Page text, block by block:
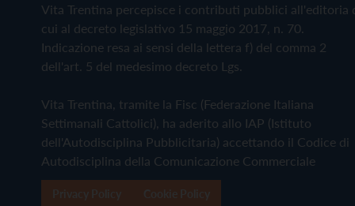
Vita Trentina percepisce i contributi pubblici all'editoria
cui al decreto legislativo 15 maggio 2017, n. 70.
Indicazione resa ai sensi della lettera f) del comma 2
dell'art. 5 del medesimo decreto Lgs.
Vita Trentina, tramite la Fisc (Federazione Italiana
Settimanali Cattolici), ha aderito allo IAP (Istituto
dell'Autodisciplina Pubblicitaria) accettando il Codice di
Autodisciplina della Comunicazione Commerciale